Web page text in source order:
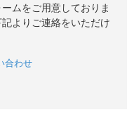
ムをご用意しておりま
よりご連絡をいただけ
合わせ